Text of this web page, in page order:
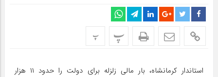
پ پ
استاندار کرمانشاه، بار مالی زلزله برای دولت را حدود ۱۱ هزار